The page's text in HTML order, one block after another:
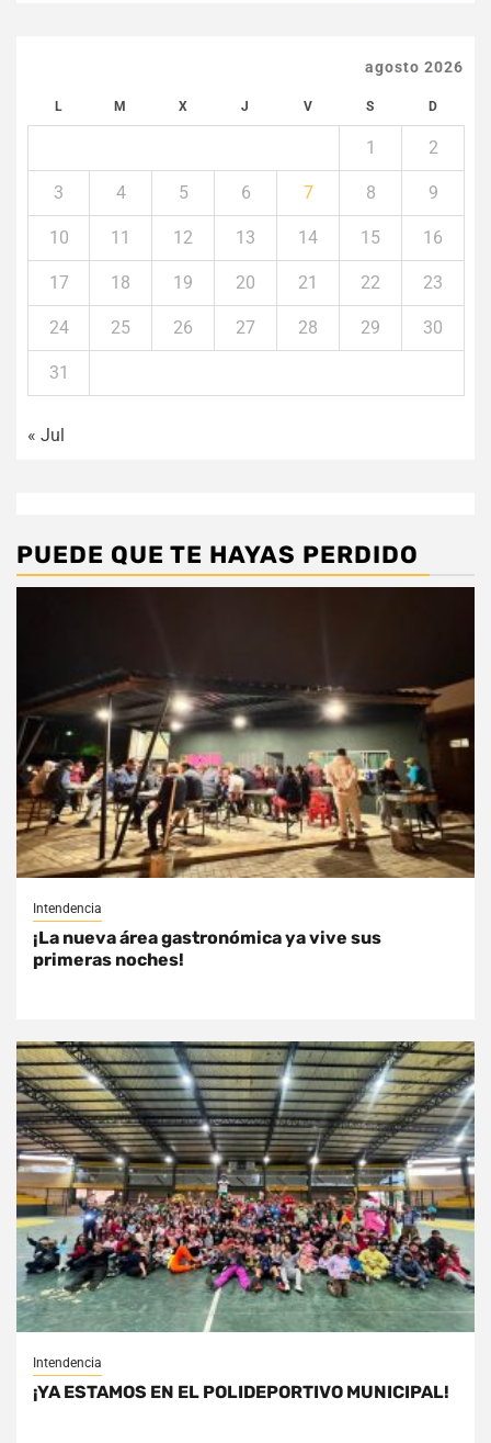
agosto 2026
L M X J V S D
1 2
3 4 5 6 7 8 9
10 11 12 13 14 15 16
17 18 19 20 21 22 23
24 25 26 27 28 29 30
31
« Jul
PUEDE QUE TE HAYAS PERDIDO
Intendencia
¡La nueva área gastronómica ya vive sus
primeras noches!
Intendencia
¡YA ESTAMOS EN EL POLIDEPORTIVO MUNICIPAL!